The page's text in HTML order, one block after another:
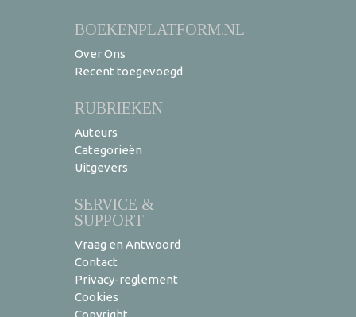
BOEKENPLATFORM.NL
Over Ons
Recent toegevoegd
RUBRIEKEN
Auteurs
Categorieën
Uitgevers
SERVICE &
SUPPORT
Vraag en Antwoord
Contact
Privacy-reglement
Cookies
Copyright